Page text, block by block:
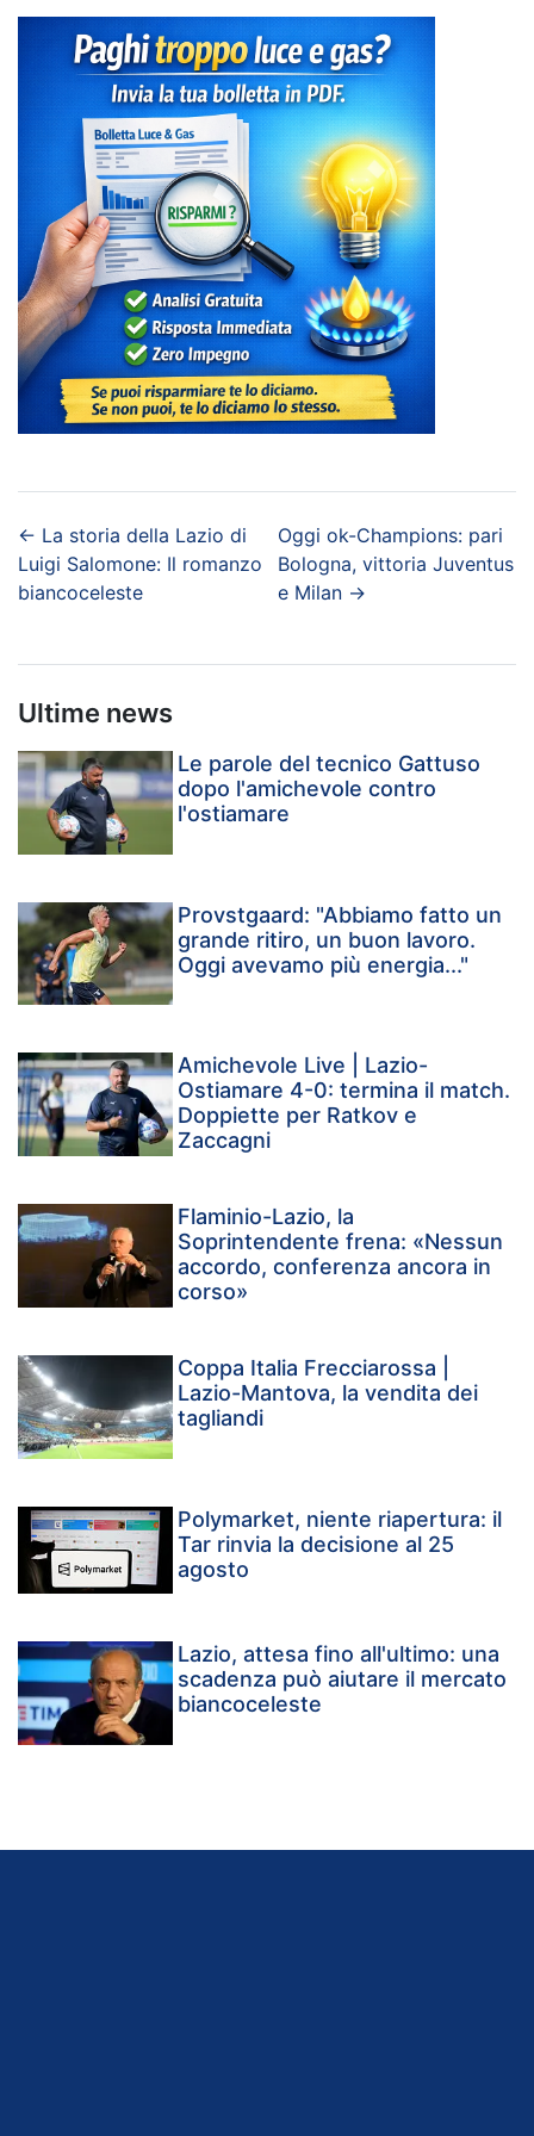
← La storia della Lazio di
Luigi Salomone: Il romanzo
biancoceleste
Oggi ok-Champions: pari
Bologna, vittoria Juventus
e Milan→
Ultime news
Le parole del tecnico Gattuso
dopo l'amichevole contro
l'ostiamare
Provstgaard: "Abbiamo fatto un
grande ritiro, un buon lavoro.
Oggi avevamo più energia..."
Amichevole Live | Lazio-
Ostiamare 4-0: termina il match.
Doppiette per Ratkov e
Zaccagni
Flaminio-Lazio, la
Soprintendente frena: «Nessun
accordo, conferenza ancora in
corso»
Coppa Italia Frecciarossa |
Lazio-Mantova, la vendita dei
tagliandi
Polymarket, niente riapertura: il
Tar rinvia la decisione al 25
agosto
Lazio, attesa fino all'ultimo: una
scadenza può aiutare il mercato
biancoceleste